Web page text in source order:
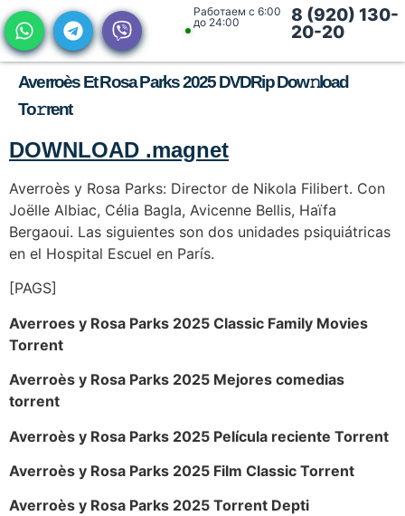
Работаем с 6:00
до 24:00
8 (920) 130-
20-20
Averroès Et Rosa Parks 2025 DVDRip Dow𝚗load
To𝚛rent
DOWNLOAD .magnet
Averroès y Rosa Parks: Director de Nikola Filibert. Con
Joëlle Albiac, Célia Bagla, Avicenne Bellis, Haïfa
Bergaoui. Las siguientes son dos unidades psiquiátricas
en el Hospital Escuel en París.
[PAGS]
Averroes y Rosa Parks 2025 Classic Family Movies
Torrent
Averroès y Rosa Parks 2025 Mejores comedias
torrent
Averroès y Rosa Parks 2025 Película reciente Torrent
Averroès y Rosa Parks 2025 Film Classic Torrent
Averroès y Rosa Parks 2025 Torrent Depti